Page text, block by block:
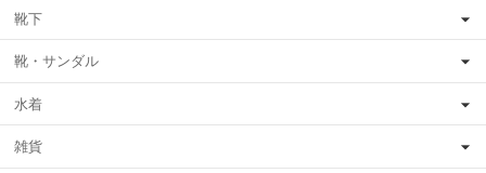
靴下
靴・サンダル
水着
雑貨